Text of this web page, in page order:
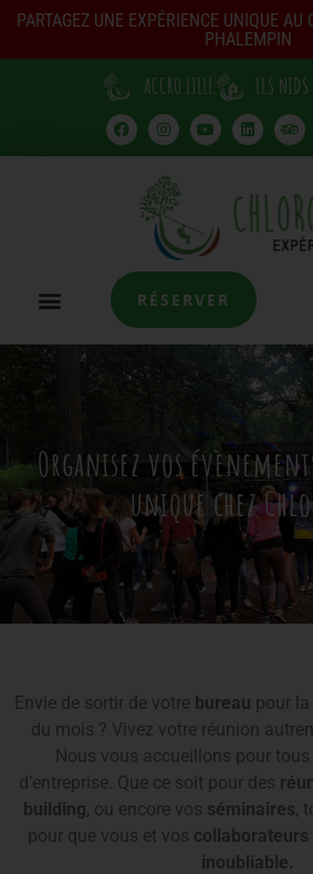
PARTAGEZ UNE EXPÉRIENCE UNIQUE AU
PHALEMPIN
ACCRO LILLE LES NIDS
RÉSERVER
Organisez vos
unique chez
Envie de sortir de votre bureau pour
du mois ? Vivez votre réunion
Nous vous accueillons pour
d’entreprise. Que ce soit pour des
building, ou encore vos séminaires,
pour que vous et vos collaborateurs
inoubliable.